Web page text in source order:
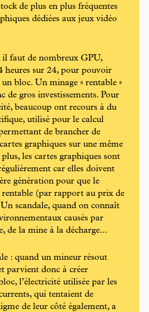
de plus en plus fréquentes
dédiées aux jeux vidéo
il faut de nombreux GPU,
heures sur 24, pour pouvoir
un bloc. Un minage « rentable »
de gros investissements. Pour
beaucoup ont recours à du
utilisé pour le calcul
de brancher de
graphiques sur une même
les cartes graphiques sont
car elles doivent
génération pour que le
rentable (par rapport au prix de
scandale, quand on connaît
causés par
de la mine à la décharge...
: quand un mineur résout
parvient donc à créer
l’électricité utilisée par les
qui tentaient de
de leur côté également, a